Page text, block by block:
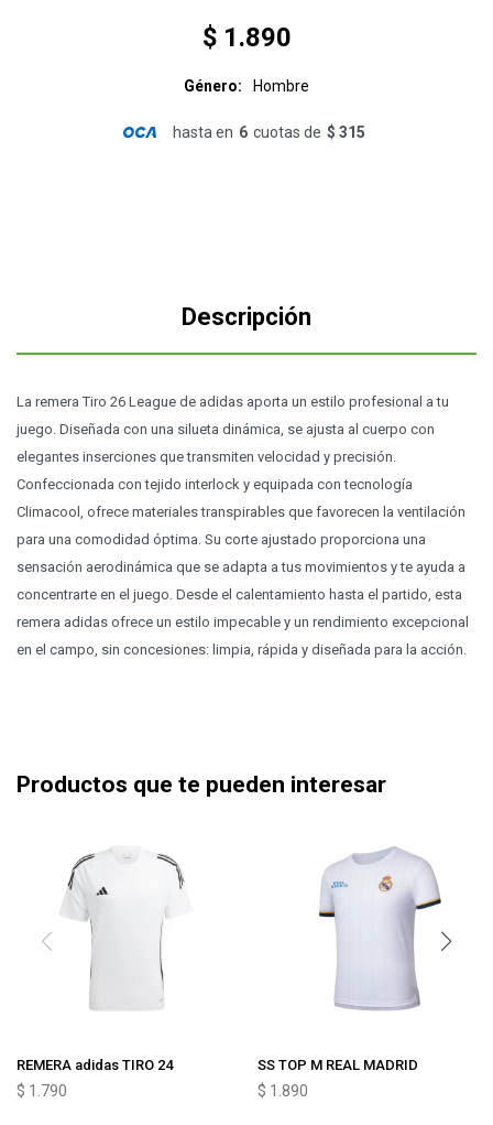
$ 1.890
Género Hombre
hasta en 6 cuotas de $ 315
Descripción
La remera Tiro 26 League de adidas aporta un estilo profesional a tu
juego. Diseñada con una silueta dinámica, se ajusta al cuerpo con
elegantes inserciones que transmiten velocidad y precisión.
Confeccionada con tejido interlock y equipada con tecnología
Climacool, ofrece materiales transpirables que favorecen la ventilación
para una comodidad óptima. Su corte ajustado proporciona una
sensación aerodinámica que se adapta a tus movimientos y te ayuda a
concentrarte en el juego. Desde el calentamiento hasta el partido, esta
remera adidas ofrece un estilo impecable y un rendimiento excepcional
en el campo, sin concesiones: limpia, rápida y diseñada para la acción.
Productos que te pueden interesar
REMERA adidas TIRO 24
$ 1.790
SS TOP M REAL MADRID
$ 1.890